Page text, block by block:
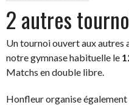
2 autres
Un tournoi ouvert aux autres
notre gymnase habituelle le
Matchs en double libre.
Honfleur organise également